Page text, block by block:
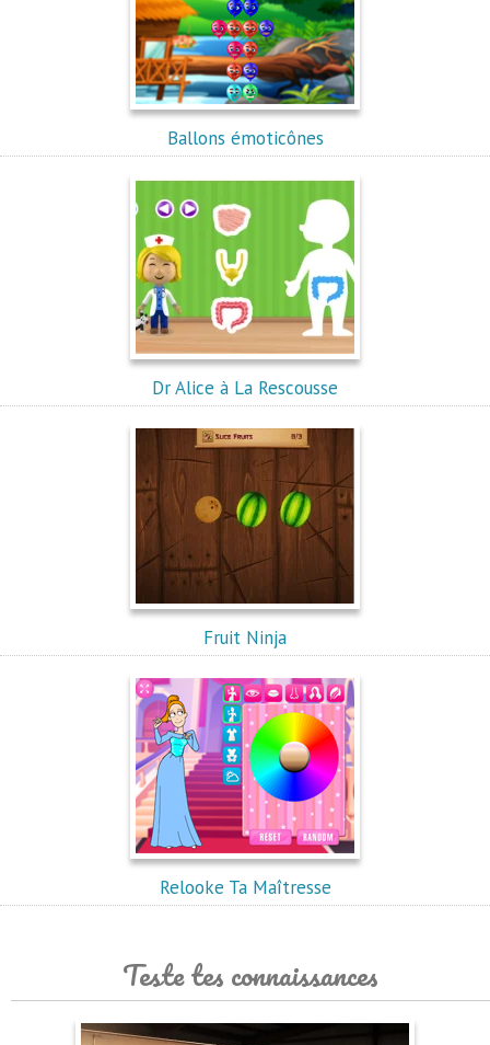
Ballons émoticônes
Dr Alice à La Rescousse
Fruit Ninja
Relooke Ta Maîtresse
Teste tes connaissances